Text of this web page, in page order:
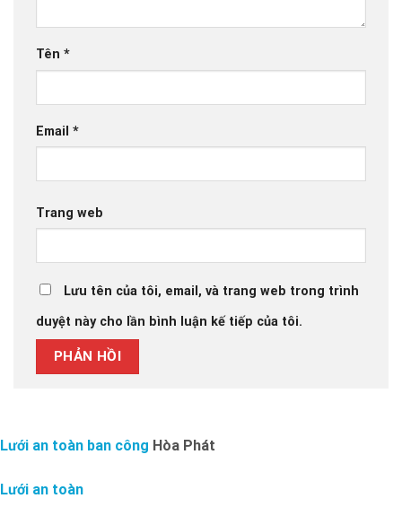
Tên *
Email *
Trang web
Lưu tên của tôi, email, và trang web trong trình
duyệt này cho lần bình luận kế tiếp của tôi.
Lưới an toàn ban công Hòa Phát
Lưới an toàn